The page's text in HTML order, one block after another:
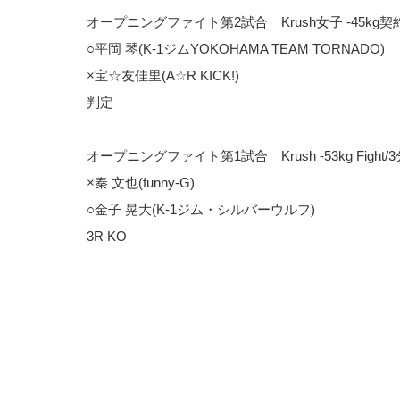
オープニングファイト第2試合 Krush女子 -45kg契
○平岡 琴(K-1ジムYOKOHAMA TEAM TORNADO)
×宝☆友佳里(A☆R KICK!)
判定
オープニングファイト第1試合 Krush -53kg Fight/3
×秦 文也(funny-G)
○金子 晃大(K-1ジム・シルバーウルフ)
3R KO